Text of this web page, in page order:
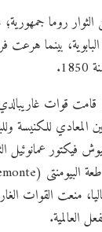
روما جمهورية؛
بينما هرعت
المعادي للكنيسة
منعت القوات
العالمية.